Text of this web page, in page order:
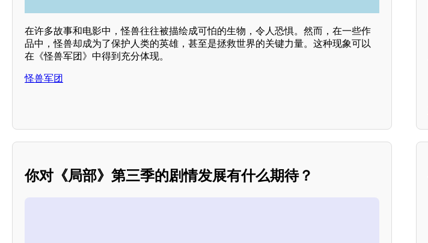
在许多故事和电影中，怪兽往往被描绘成可怕的生物，令人恐惧。然而，在一些作
品中，怪兽却成为了保护人类的英雄，甚至是拯救世界的关键力量。这种现象可以
在《怪兽军团》中得到充分体现。
怪兽军团
你对《局部》第三季的剧情发展有什么期待？